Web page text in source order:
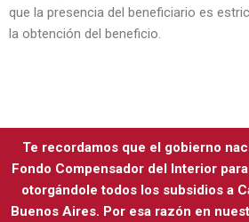
que la presencia del beneficiario es
la obtención del beneficio.
Te recordamos que el gobierno
Fondo Compensador del Interior
otorgándole todos los subsidios a
Buenos Aires. Por esa razón en